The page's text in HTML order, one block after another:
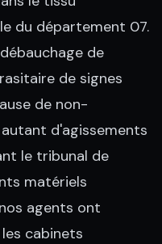
du département 07.
de
de signes
de non-
d'agissements
le tribunal de
matériels
agents ont
cabinets